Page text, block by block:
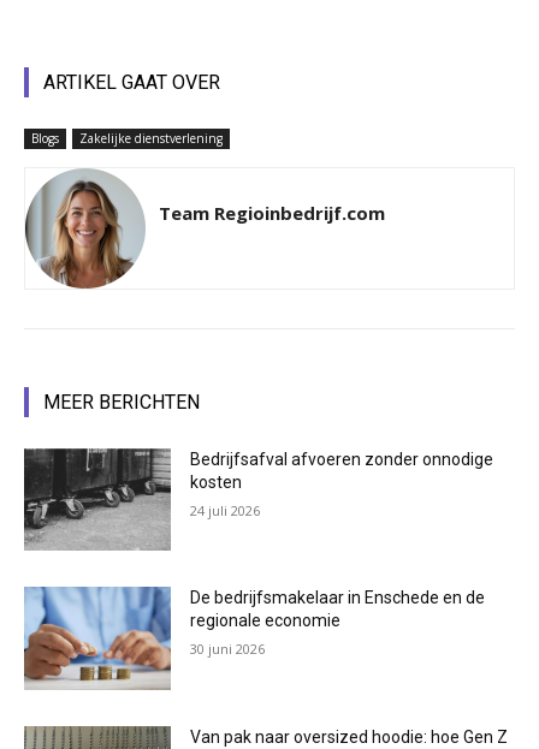
ARTIKEL GAAT OVER
Blogs Zakelijke dienstverlening
Team Regioinbedrijf.com
MEER BERICHTEN
Bedrijfsafval afvoeren zonder onnodige
kosten
24 juli 2026
De bedrijfsmakelaar in Enschede en de
regionale economie
30 juni 2026
Van pak naar oversized hoodie: hoe Gen Z